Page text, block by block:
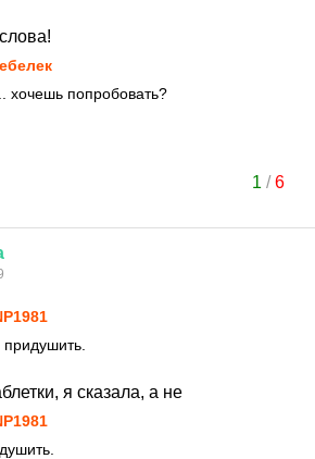
хочешь попробовать?
1 /6
я сказала, а не